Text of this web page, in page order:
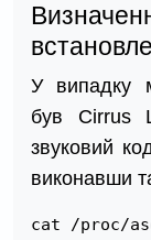
У випадку
був Cirrus
звуковий
виконавши
cat /proc/